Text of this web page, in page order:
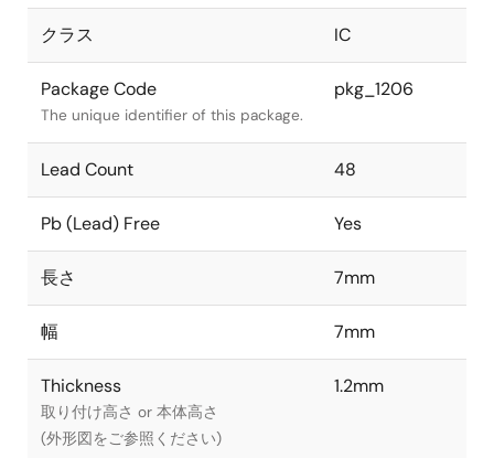
クラス IC
Package Code
The unique identifier of this package.
pkg_1206
Lead Count 48
Pb (Lead) Free Yes
長さ 7mm
幅 7mm
Thickness
取り付け高さ or 本体高さ
(外形図をご参照ください)
1.2mm